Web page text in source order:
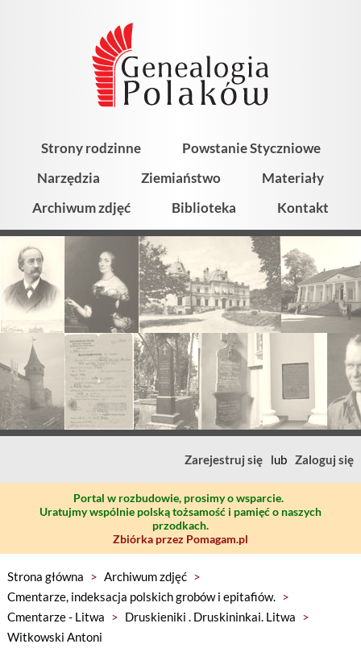
Strony rodzinne
Powstanie Styczniowe
Narzędzia
Ziemiaństwo
Materiały
Archiwum zdjęć
Biblioteka Kontakt
Zarejestruj się lub Zaloguj się
Portal w rozbudowie, prosimy o wsparcie.
Uratujmy wspólnie polską tożsamość i pamięć o naszych
przodkach.
Zbiórka przez Pomagam.pl
Strona główna > Archiwum zdjęć >
Cmentarze, indeksacja polskich grobów i epitafiów. >
Cmentarze - Litwa > Druskieniki . Druskininkai. Litwa >
Witkowski Antoni